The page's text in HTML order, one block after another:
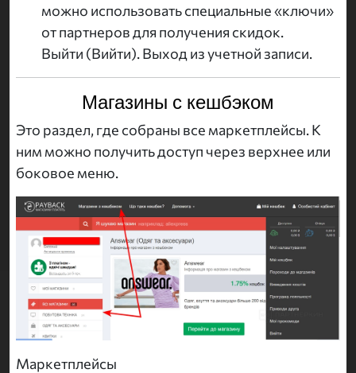
можно использовать специальные «ключи»
от партнеров для получения скидок.
Выйти (Вийти). Выход из учетной записи.
Магазины с кешбэком
Это раздел, где собраны все маркетплейсы. К
ним можно получить доступ через верхнее или
боковое меню.
Маркетплейсы